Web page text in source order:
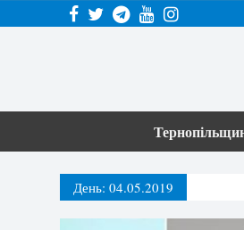
День: 04.05.2019